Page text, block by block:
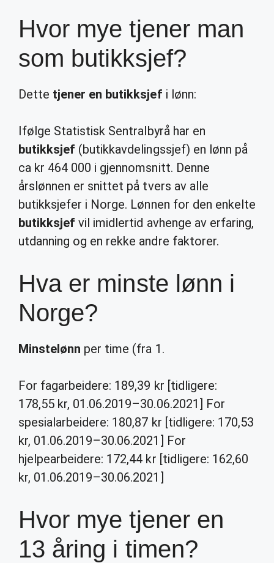
Hvor mye tjener man
som butikksjef?
Dette tjener en butikksjef i lønn:
Ifølge Statistisk Sentralbyrå har en
butikksjef (butikkavdelingssjef) en lønn på
ca kr 464 000 i gjennomsnitt. Denne
årslønnen er snittet på tvers av alle
butikksjefer i Norge. Lønnen for den enkelte
butikksjef vil imidlertid avhenge av erfaring,
utdanning og en rekke andre faktorer.
Hva er minste lønn i
Norge?
Minstelønn per time (fra 1.
For fagarbeidere: 189,39 kr [tidligere:
178,55 kr, 01.06.2019–30.06.2021] For
spesialarbeidere: 180,87 kr [tidligere: 170,53
kr, 01.06.2019–30.06.2021] For
hjelpearbeidere: 172,44 kr [tidligere: 162,60
kr, 01.06.2019–30.06.2021]
Hvor mye tjener en
13 åring i timen?